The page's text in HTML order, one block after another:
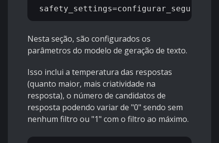
Nesta seção, são configurados os
parâmetros do modelo de geração de texto.
Isso inclui a temperatura das respostas
(quanto maior, mais criatividade na
resposta), o número de candidatos de
resposta podendo variar de "0" sendo sem
nenhum filtro ou "1" com o filtro ao máximo.